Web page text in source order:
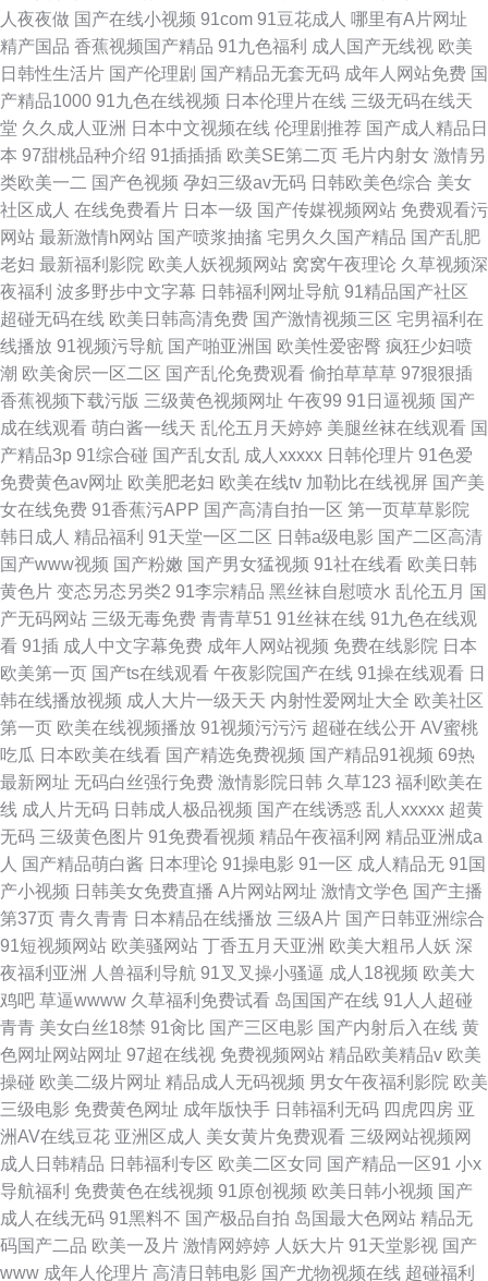
人夜夜做 国产在线小视频 91com 91豆花成人 哪里有A片网址
精产国品 香蕉视频国产精品 91九色福利 成人国产无线视 欧美
日韩性生活片 国产伦理剧 国产精品无套无码 成年人网站免费 国
产精品1000 91九色在线视频 日本伦理片在线 三级无码在线天
堂 久久成人亚洲 日本中文视频在线 伦理剧推荐 国产成人精品日
本 97甜桃品种介绍 91插插插 欧美SE第二页 毛片内射女 激情另
类欧美一二 国产色视频 孕妇三级av无码 日韩欧美色综合 美女
社区成人 在线免费看片 日本一级 国产传媒视频网站 免费观看污
网站 最新激情h网站 国产喷浆抽搐 宅男久久国产精品 国产乱肥
老妇 最新福利影院 欧美人妖视频网站 窝窝午夜理论 久草视频深
夜福利 波多野步中文字幕 日韩福利网址导航 91精品国产社区
超碰无码在线 欧美日韩高清免费 国产激情视频三区 宅男福利在
线播放 91视频污导航 国产啪亚洲国 欧美性爱密臀 疯狂少妇喷
潮 欧美肏屄一区二区 国产乱伦免费观看 偷拍草草草 97狠狠插
香蕉视频下载污版 三级黄色视频网址 午夜99 91日逼视频 国产
成在线观看 萌白酱一线天 乱伦五月天婷婷 美腿丝袜在线观看 国
产精品3p 91综合碰 国产乱女乱 成人xxxxx 日韩伦理片 91色爱
免费黄色av网址 欧美肥老妇 欧美在线tv 加勒比在线视屏 国产美
女在线免费 91香蕉污APP 国产高清自拍一区 第一页草草影院
韩日成人 精品福利 91天堂一区二区 日韩a级电影 国产二区高清
国产www视频 国产粉嫩 国产男女猛视频 91社在线看 欧美日韩
黄色片 变态另态另类2 91李宗精品 黑丝袜自慰喷水 乱伦五月 国
产无码网站 三级无毒免费 青青草51 91丝袜在线 91九色在线观
看 91插 成人中文字幕免费 成年人网站视频 免费在线影院 日本
欧美第一页 国产ts在线观看 午夜影院国产在线 91操在线观看 日
韩在线播放视频 成人大片一级天天 内射性爱网址大全 欧美社区
第一页 欧美在线视频播放 91视频污污污 超碰在线公开 AV蜜桃
吃瓜 日本欧美在线看 国产精选免费视频 国产精品91视频 69热
最新网址 无码白丝强行免费 激情影院日韩 久草123 福利欧美在
线 成人片无码 日韩成人极品视频 国产在线诱惑 乱人xxxxx 超黄
无码 三级黄色图片 91免费看视频 精品午夜福利网 精品亚洲成a
人 国产精品萌白酱 日本理论 91操电影 91一区 成人精品无 91国
产小视频 日韩美女免费直播 A片网站网址 激情文学色 国产主播
第37页 青久青青 日本精品在线播放 三级A片 国产日韩亚洲综合
91短视频网站 欧美骚网站 丁香五月天亚洲 欧美大粗吊人妖 深
夜福利亚洲
人兽福利导航 91叉叉操小骚逼 成人18视频 欧美大
鸡吧 草逼wwww 久草福利免费试看 岛国国产在线 91人人超碰
青青 美女白丝18禁 91肏比 国产三区电影 国产内射后入在线 黄
色网址网站网址 97超在线视 免费视频网站 精品欧美精品v 欧美
操碰 欧美二级片网址 精品成人无码视频 男女午夜福利影院 欧美
三级电影 免费黄色网址 成年版快手 日韩福利无码 四虎四房 亚
洲AV在线豆花 亚洲区成人 美女黄片免费观看 三级网站视频网
成人日韩精品 日韩福利专区 欧美二区女同 国产精品一区91 小x
导航福利 免费黄色在线视频 91原创视频 欧美日韩小视频 国产
成人在线无码 91黑料不 国产极品自拍 岛国最大色网站 精品无
码国产二品 欧美一及片 激情网婷婷 人妖大片 91天堂影视 国产
www 成年人伦理片 高清日韩电影 国产尤物视频在线 超碰福利